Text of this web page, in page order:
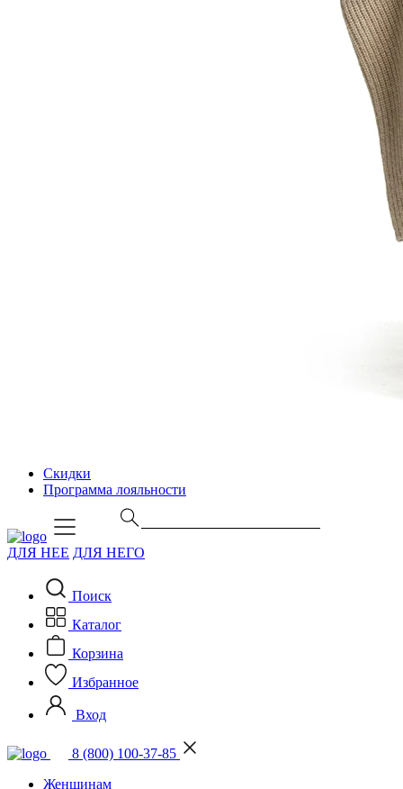
Скидки
Программа лояльности
ДЛЯ НЕЕ ДЛЯ НЕГО
Поиск
Каталог
Корзина
Избранное
Вход
8 (800) 100-37-85
Женщинам